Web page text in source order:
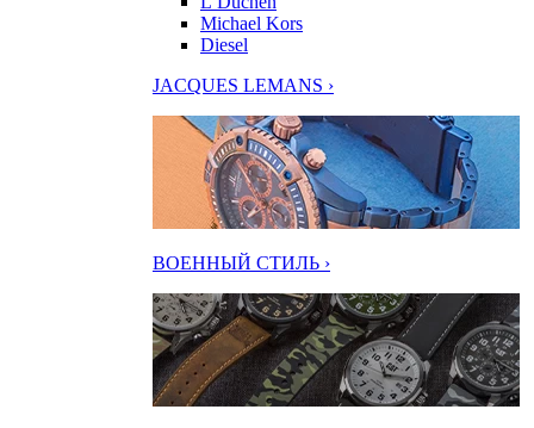
Michael Kors
Diesel
JACQUES LEMANS ›
ВОЕННЫЙ СТИЛЬ ›